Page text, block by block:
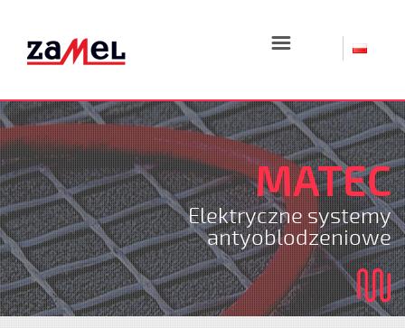
☰
MATEC
Elektryczne systemy
antyoblodzeniowe